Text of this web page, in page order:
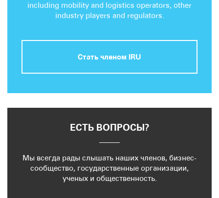
including mobility and logistics operators, other
industry players and regulators.
Стать членом IRU
ЕСТЬ ВОПРОСЫ?
Мы всегда рады слышать наших членов, бизнес-
сообщество, государственные организации,
ученых и общественность.